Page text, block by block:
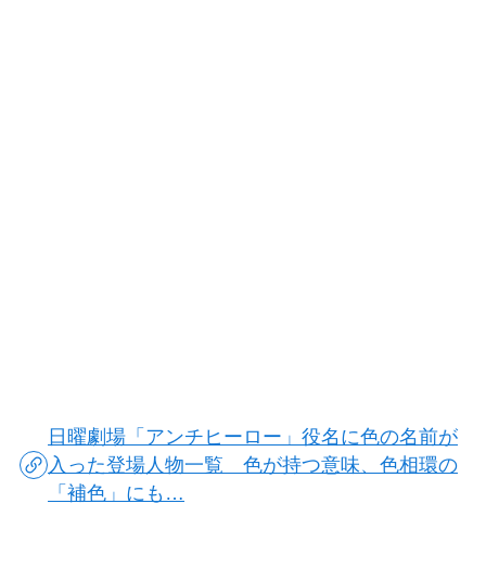
日曜劇場「アンチヒーロー」役名に色の名前が
入った登場人物一覧 色が持つ意味、色相環の
「補色」にも…